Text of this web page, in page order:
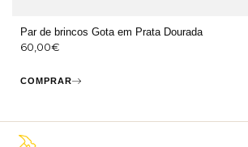
Par de brincos Gota em Prata Dourada
60,00€
COMPRAR